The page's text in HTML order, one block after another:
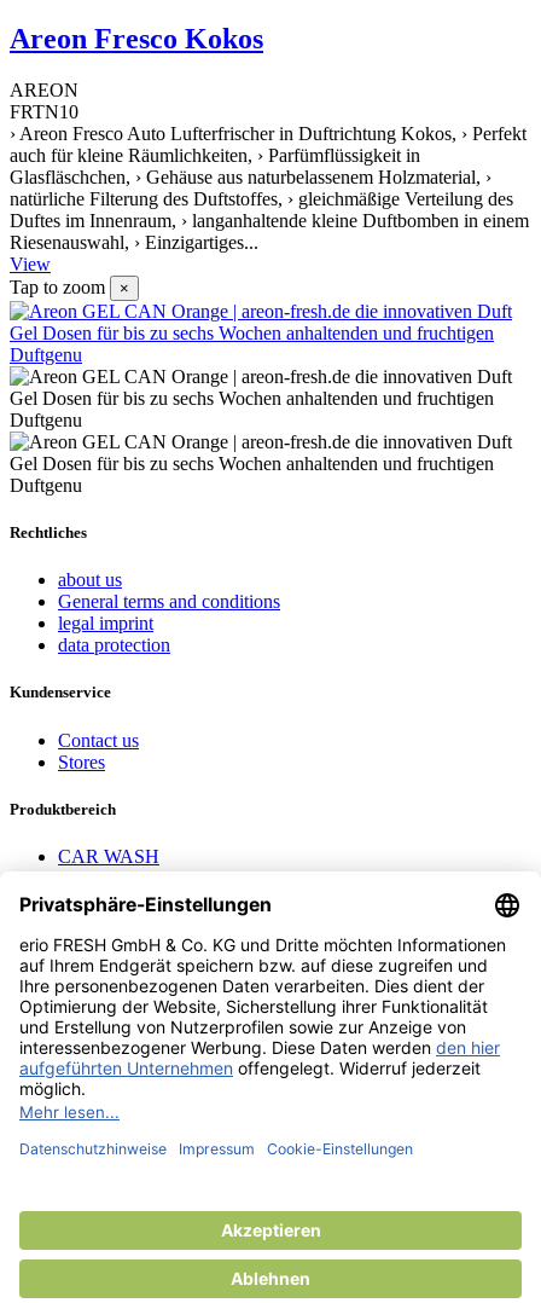
Areon Fresco Kokos
AREON
FRTN10
› Areon Fresco Auto Lufterfrischer in Duftrichtung Kokos, › Perfekt
auch für kleine Räumlichkeiten, › Parfümflüssigkeit in
Glasfläschchen, › Gehäuse aus naturbelassenem Holzmaterial, ›
natürliche Filterung des Duftstoffes, › gleichmäßige Verteilung des
Duftes im Innenraum, › langanhaltende kleine Duftbomben in einem
Riesenauswahl, › Einzigartiges...
View
Tap to zoom
×
Rechtliches
about us
General terms and conditions
legal imprint
data protection
Kundenservice
Contact us
Stores
Produktbereich
CAR WASH
AEROTEC Compressors
Nayax Cashless
Contact us
erio FRESH GmbH & Co. KG
Stader Landstr. 7
28719 Bremen
+49 (0) 421 169 817 80
© 2013 -2026erio FRESH GmbH & Co. KG